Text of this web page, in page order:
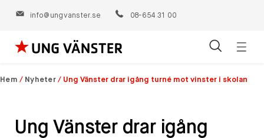
info@ungvanster.se 08-654 31 00
Hoppa
till
Hem / Nyheter / Ung Vänster drar igång turné mot vinster i skolan
Ung Vänster drar igång